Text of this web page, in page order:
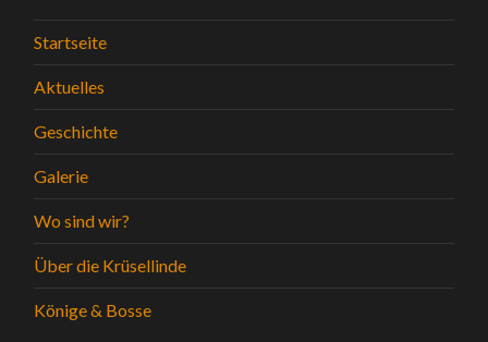
Startseite
Aktuelles
Geschichte
Galerie
Wo sind wir?
Über die Krüsellinde
Könige & Bosse